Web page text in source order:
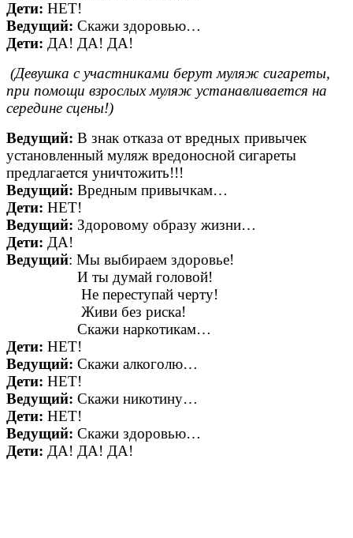
Дети: НЕТ!
Ведущий: Скажи здоровью…
Дети: ДА! ДА! ДА!
(Девушка с участниками берут муляж сигареты,
при помощи взрослых муляж устанавливается на
середине сцены!)
Ведущий: В знак отказа от вредных привычек
установленный муляж вредоносной сигареты
предлагается уничтожить!!!
Ведущий: Вредным привычкам…
Дети: НЕТ!
Ведущий: Здоровому образу жизни…
Дети: ДА!
Ведущий: Мы выбираем здоровье!
И ты думай головой!
Не переступай черту!
Живи без риска!
Скажи наркотикам…
Дети: НЕТ!
Ведущий: Скажи алкоголю…
Дети: НЕТ!
Ведущий: Скажи никотину…
Дети: НЕТ!
Ведущий: Скажи здоровью…
Дети: ДА! ДА! ДА!